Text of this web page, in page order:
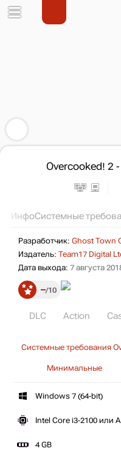
Overcooked! 2
ИнфоСистемные
Разработчик: Ghost Town
Издатель: Team17 Digital
Дата выхода: 7 августа
– 10
DLC Action
Системные требования
Минимальные
Windows 7 (64-bit)
Intel Core i3-2100 или
4 GB